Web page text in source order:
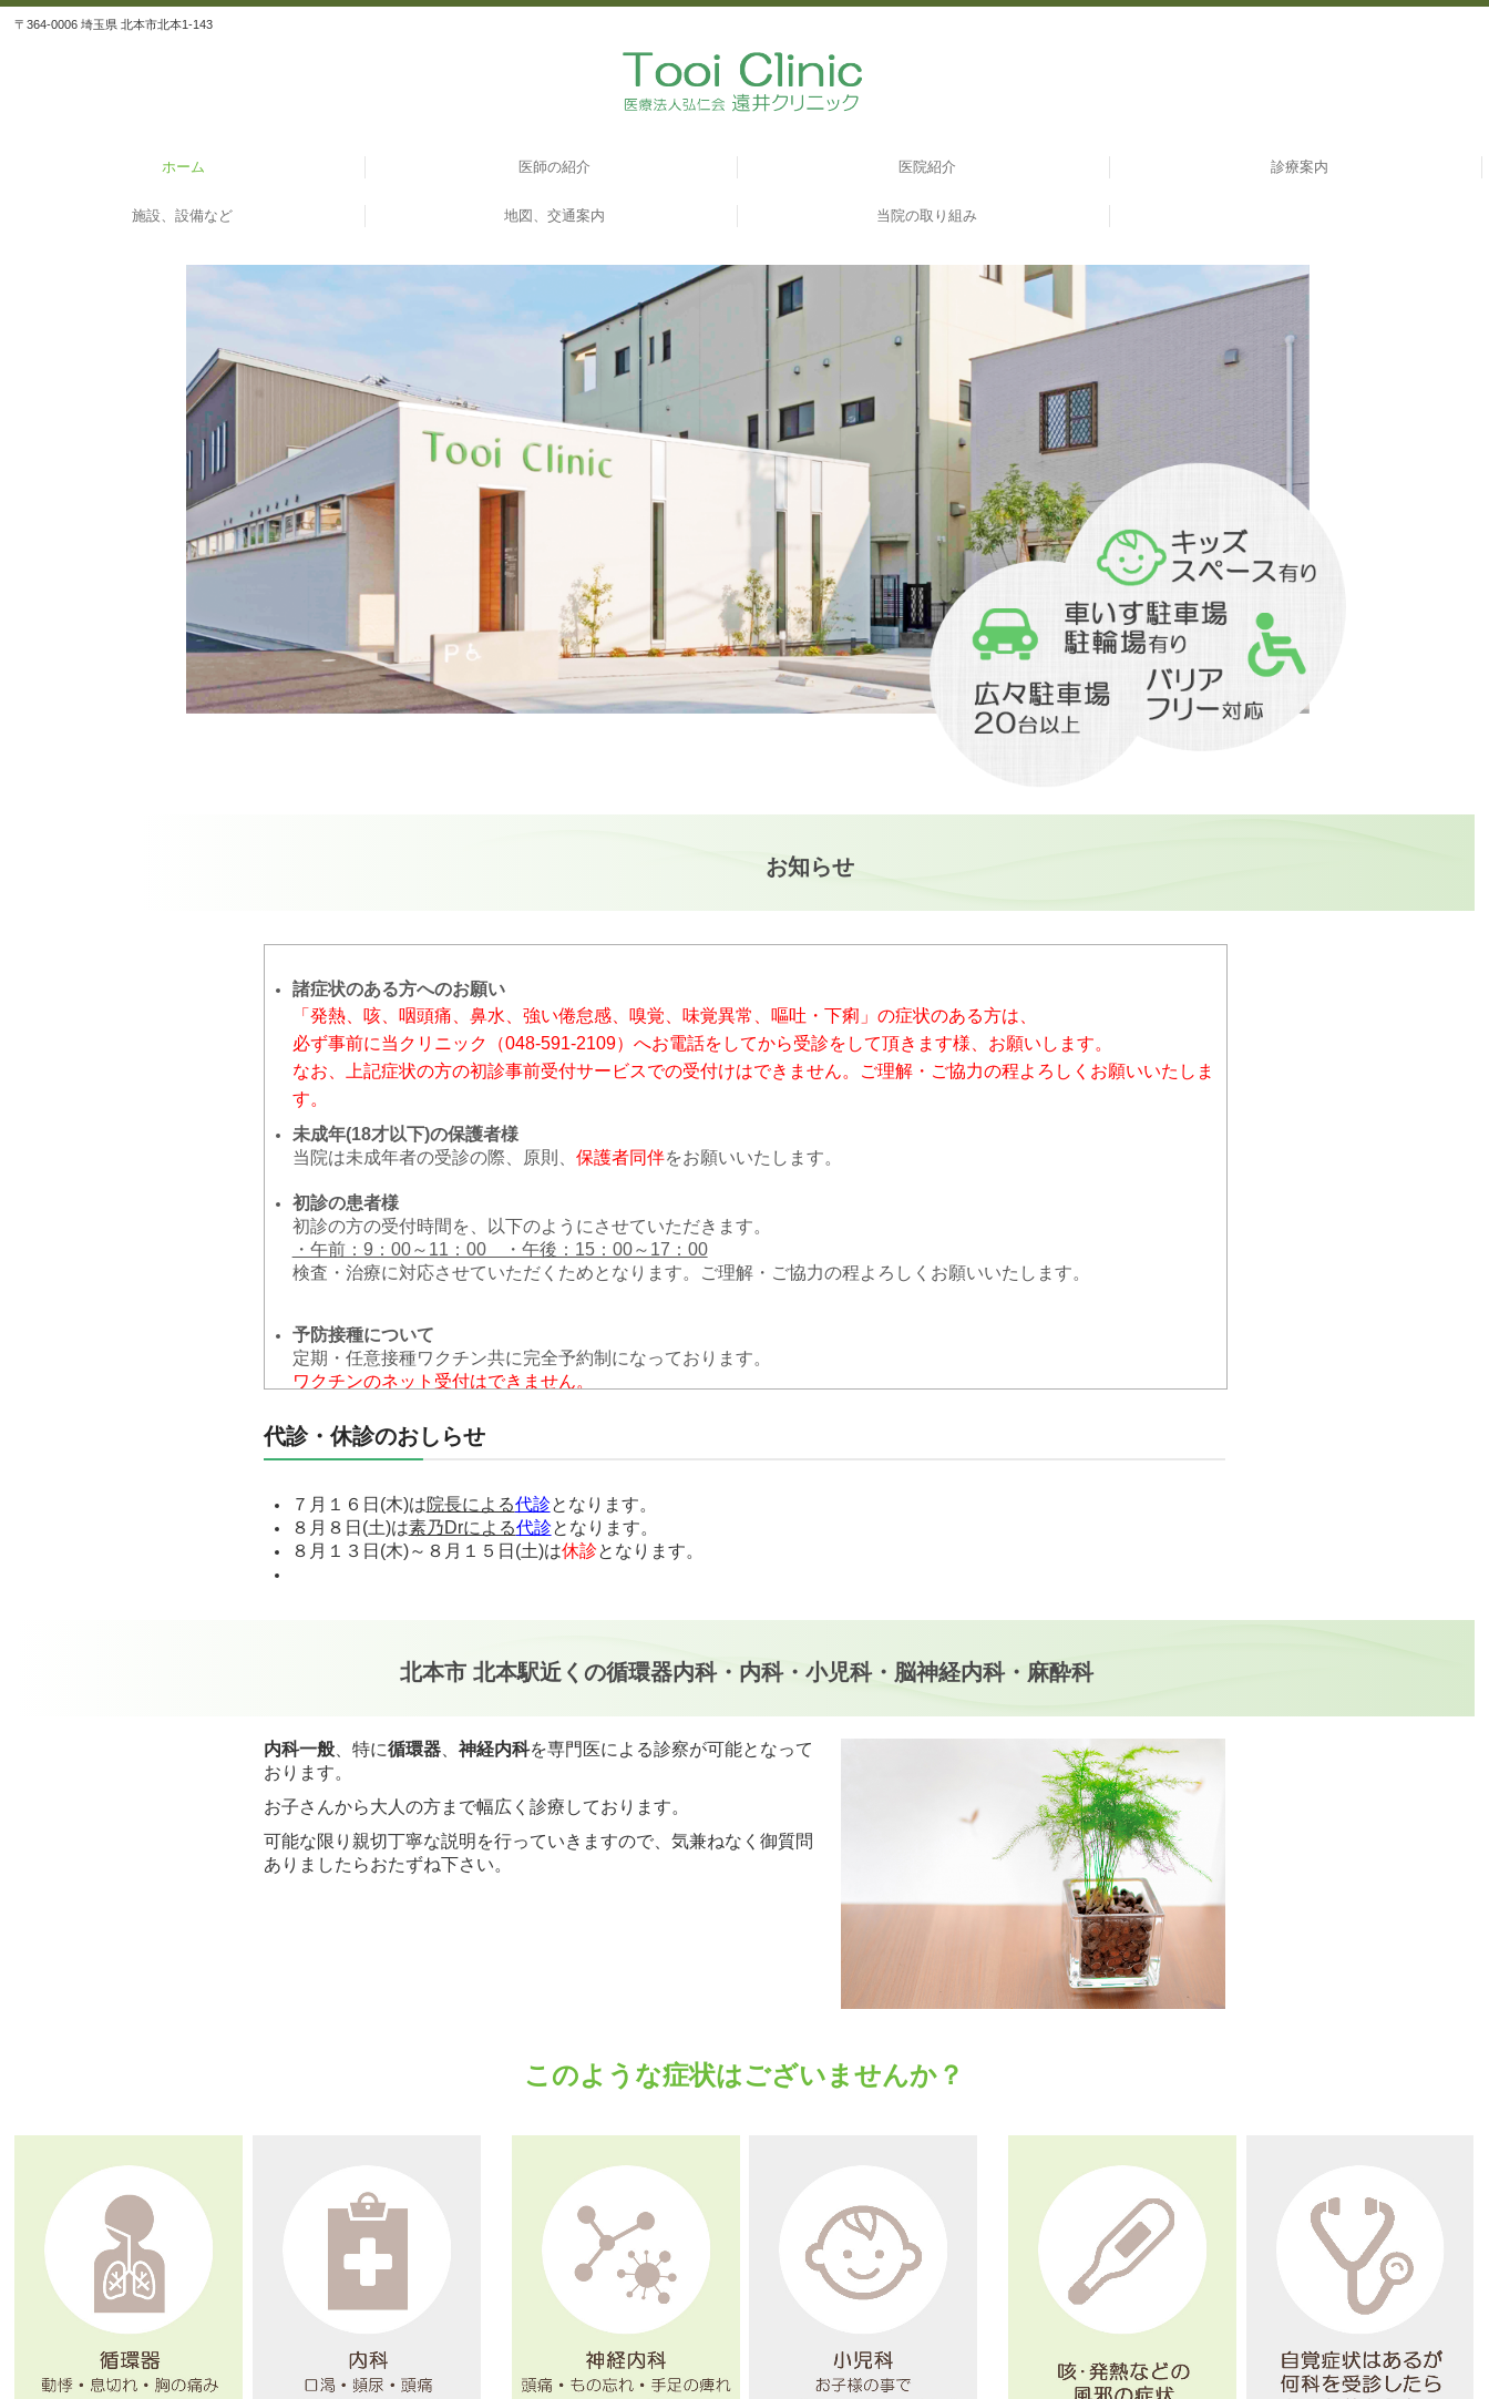
〒364-0006 埼玉県 北本市北本1-143
ホーム 医師の紹介 医院紹介 診療案内
施設、設備など 地図、交通案内 当院の取り組み
お知らせ
諸症状のある方へのお願い
「発熱、咳、咽頭痛、鼻水、強い倦怠感、嗅覚、味覚異常、嘔吐・下痢」の症状のある方は、
必ず事前に当クリニック（048-591-2109）へお電話をしてから受診をして頂きます様、お願いします。
なお、上記症状の方の初診事前受付サービスでの受付けはできません。ご理解・ご協力の程よろしくお願いいたしま
す。
未成年(18才以下)の保護者様
当院は未成年者の受診の際、原則、 保護者同伴をお願いいたします。
初診の患者様
初診の方の受付時間を、以下のようにさせていただきます。
・午前：9：00～11：00 ・午後：15：00～17：00
検査・治療に対応させていただくためとなります。ご理解・ご協力の程よろしくお願いいたします。
予防接種について
定期・任意接種ワクチン共に完全予約制になっております。
ワクチンのネット受付はできません。
駐車場について
車いす駐車場：1台
駐輪場（自転車専用）
月極エリア（駐車不可）
代診・休診のおしらせ
７月１６日(木)は院長による代診となります。
８月８日(土)は素乃Drによる代診となります。
８月１３日(木)～８月１５日(土)は休診となります。
北本市 北本駅近くの循環器内科・内科・小児科・脳神経内科・麻酔科
内科一般、特に循環器、 神経内科を専門医による診察が可能となって
おります。
お子さんから大人の方まで幅広く診療しております。
可能な限り親切丁寧な説明を行っていきますので、気兼ねなく御質問
ありましたらおたずね下さい。
このような症状はございませんか？